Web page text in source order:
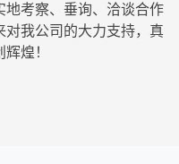
地考察、垂询、洽谈合作
我公司的大力支持，真
煌！